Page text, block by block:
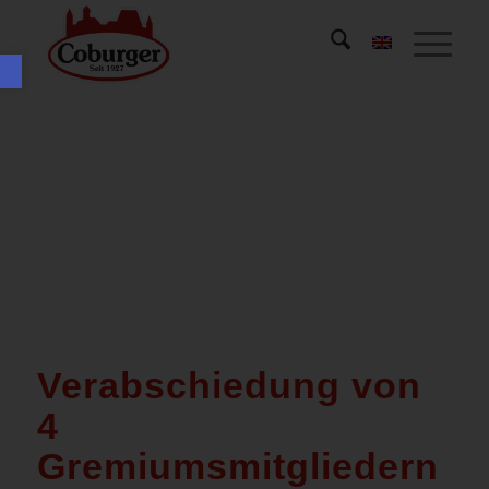
Werkzeugleiste öffnen
Verabschiedung von
4
Gremiumsmitgliedern